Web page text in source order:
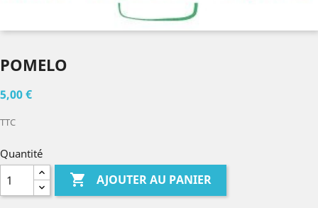
POMELO
5,00 €
TTC
Quantité
 AJOUTER AU PANIER